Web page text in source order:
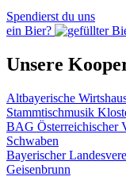
Spendierst du uns
ein Bier?
Unsere
Altbayerische
Stammtischmusik
BAG Österreichischer
Schwaben
Bayerischer
Geisenbrunn